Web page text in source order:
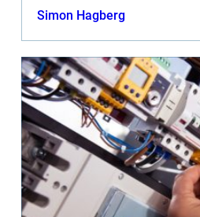
Denna teknologi blir alltmer
Simon Hagberg